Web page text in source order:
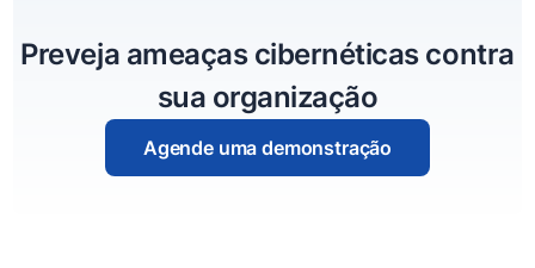
Preveja ameaças cibernéticas contra
sua organização
Agende uma demonstração